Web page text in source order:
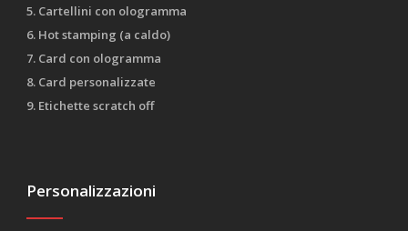
5. Cartellini con ologramma
6. Hot stamping (a caldo)
7. Card con ologramma
8. Card personalizzate
9. Etichette scratch off
Personalizzazioni